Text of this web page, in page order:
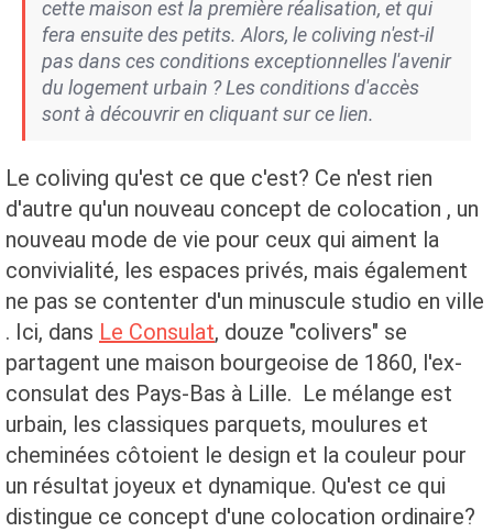
cette maison est la première réalisation, et qui
fera ensuite des petits. Alors, le coliving n'est-il
pas dans ces conditions exceptionnelles l'avenir
du logement urbain ? Les conditions d'accès
sont à découvrir en cliquant sur ce lien.
Le coliving qu'est ce que c'est? Ce n'est rien
d'autre qu'un nouveau concept de colocation , un
nouveau mode de vie pour ceux qui aiment la
convivialité, les espaces privés, mais également
ne pas se contenter d'un minuscule studio en ville
. Ici, dans Le Consulat, douze "colivers" se
partagent une maison bourgeoise de 1860, l'ex-
consulat des Pays-Bas à Lille. Le mélange est
urbain, les classiques parquets, moulures et
cheminées côtoient le design et la couleur pour
un résultat joyeux et dynamique. Qu'est ce qui
distingue ce concept d'une colocation ordinaire?